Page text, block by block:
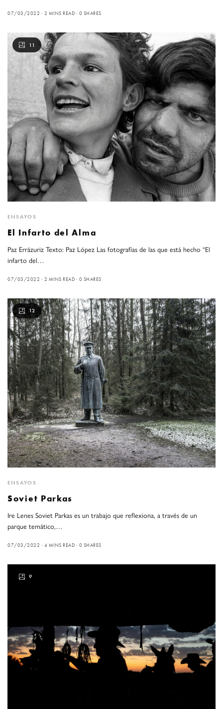
07/03/2022 2 MINS READ 0 SHARES
11
ENSAYOS
El Infarto del Alma
Paz Errázuriz Texto: Paz López Las fotografías de las que está hecho “El
infarto del…
07/03/2022 2 MINS READ 0 SHARES
12
ENSAYOS
Soviet Parkas
Ire Lenes Soviet Parkas es un trabajo que reflexiona, a través de un
parque temático,…
07/03/2022 4 MINS READ 0 SHARES
9